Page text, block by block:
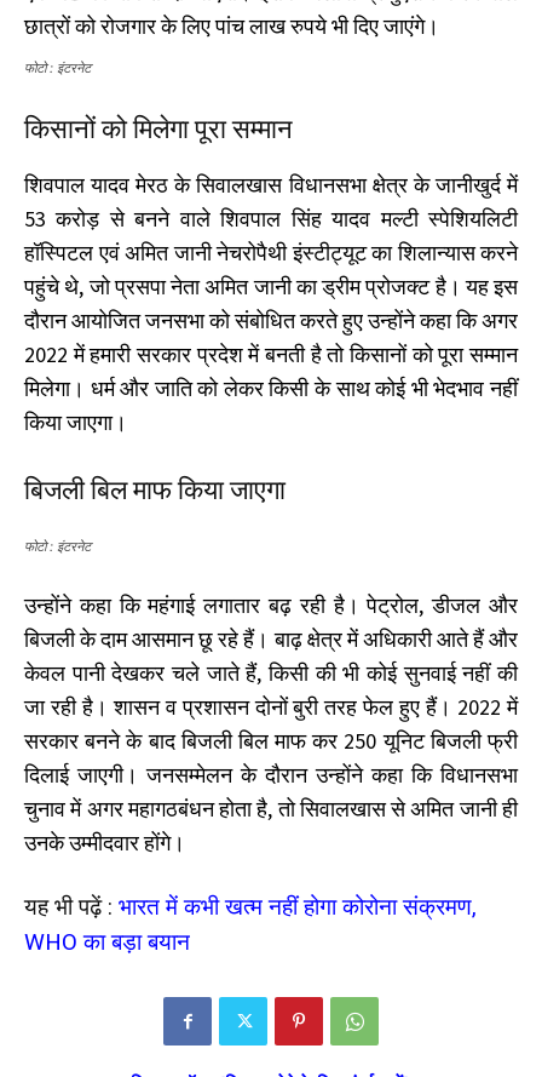
छात्रों को रोजगार के लिए पांच लाख रुपये भी दिए जाएंगे।
फोटो : इंटरनेट
किसानों को मिलेगा पूरा सम्मान
शिवपाल यादव मेरठ के सिवालखास विधानसभा क्षेत्र के जानीखुर्द में
53 करोड़ से बनने वाले शिवपाल सिंह यादव मल्टी स्पेशियलिटी
हॉस्पिटल एवं अमित जानी नेचरोपैथी इंस्टीट्यूट का शिलान्यास करने
पहुंचे थे, जो प्रसपा नेता अमित जानी का ड्रीम प्रोजक्ट है। यह इस
दौरान आयोजित जनसभा को संबोधित करते हुए उन्होंने कहा कि अगर
2022 में हमारी सरकार प्रदेश में बनती है तो किसानों को पूरा सम्मान
मिलेगा। धर्म और जाति को लेकर किसी के साथ कोई भी भेदभाव नहीं
किया जाएगा।
बिजली बिल माफ किया जाएगा
फोटो : इंटरनेट
उन्होंने कहा कि महंगाई लगातार बढ़ रही है। पेट्रोल, डीजल और
बिजली के दाम आसमान छू रहे हैं। बाढ़ क्षेत्र में अधिकारी आते हैं और
केवल पानी देखकर चले जाते हैं, किसी की भी कोई सुनवाई नहीं की
जा रही है। शासन व प्रशासन दोनों बुरी तरह फेल हुए हैं। 2022 में
सरकार बनने के बाद बिजली बिल माफ कर 250 यूनिट बिजली फ्री
दिलाई जाएगी। जनसम्मेलन के दौरान उन्होंने कहा कि विधानसभा
चुनाव में अगर महागठबंधन होता है, तो सिवालखास से अमित जानी ही
उनके उम्मीदवार होंगे।
यह भी पढ़ें : भारत में कभी खत्म नहीं होगा कोरोना संक्रमण,
WHO का बड़ा बयान